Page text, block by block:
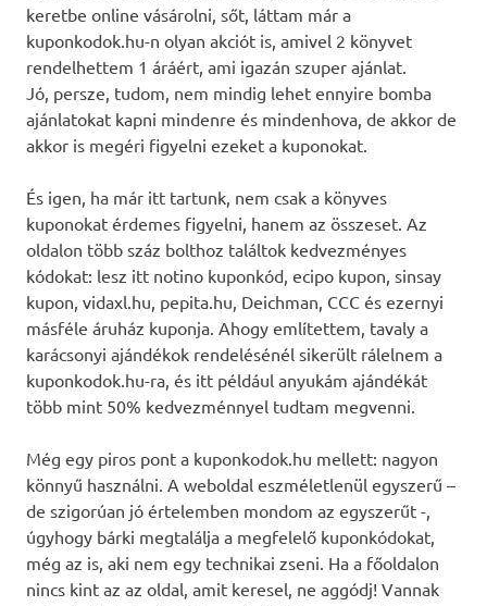
keretbe online vásárolni, sőt, láttam már a
kuponkodok.hu-n olyan akciót is, amivel 2 könyvet
rendelhettem 1 áráért, ami igazán szuper ajánlat.
Jó, persze, tudom, nem mindig lehet ennyire bomba
ajánlatokat kapni mindenre és mindenhova, de akkor de
akkor is megéri figyelni ezeket a kuponokat.
És igen, ha már itt tartunk, nem csak a könyves
kuponokat érdemes figyelni, hanem az összeset. Az
oldalon több száz bolthoz találtok kedvezményes
kódokat: lesz itt notino kuponkód, ecipo kupon, sinsay
kupon, vidaxl.hu, pepita.hu, Deichman, CCC és ezernyi
másféle áruház kuponja. Ahogy említettem, tavaly a
karácsonyi ajándékok rendelésénél sikerült rálelnem a
kuponkodok.hu-ra, és itt például anyukám ajándékát
több mint 50% kedvezménnyel tudtam megvenni.
Még egy piros pont a kuponkodok.hu mellett: nagyon
könnyű használni. A weboldal eszméletlenül egyszerű –
de szigorúan jó értelemben mondom az egyszerűt -,
úgyhogy bárki megtalálja a megfelelő kuponkódokat,
még az is, aki nem egy technikai zseni. Ha a főoldalon
nincs kint az az oldal, amit keresel, ne aggódj! Vannak